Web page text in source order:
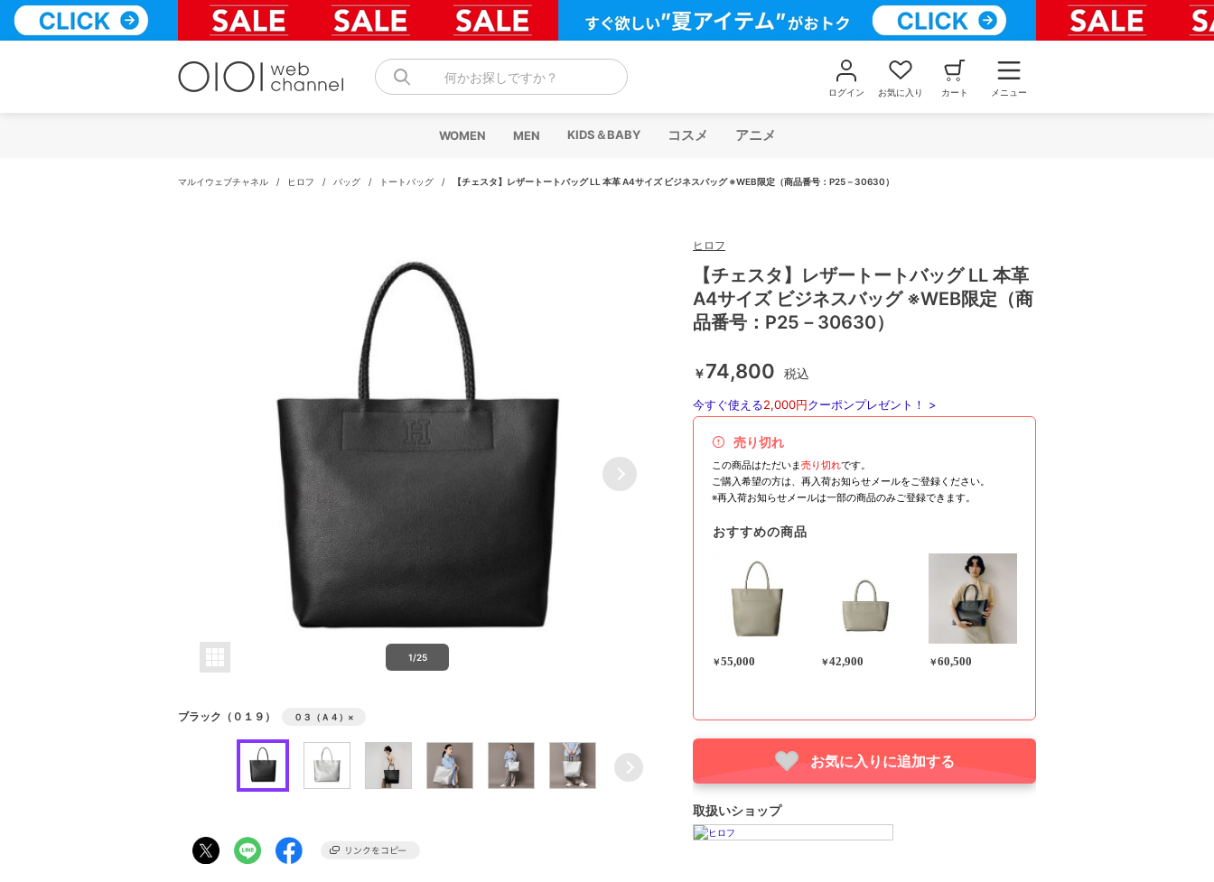
テ
何かお探しですか？
ログイン お気に入り カート メニュー
WOMEN MEN KIDS＆BABY コスメ アニメ
マルイウェブチャネル / ヒロフ / バッグ / トートバッグ / 【チェスタ】レザートートバッグ LL 本革 A4サイズ ビジネスバッグ ※WEB限定（商品番号：P25－30630）
1/25
ブラック（０１９） ０３（Ａ４） ×
ヒロフ
【チェスタ】レザートートバッグ LL 本革
A4サイズ ビジネスバッグ ※WEB限定（商
品番号：P25－30630）
￥74,800 税込
今すぐ使える2,000円クーポンプレゼント！ >
売り切れ
この商品はただいま売り切れです。
ご購入希望の方は、再入荷お知らせメールをご登録ください。
※再入荷お知らせメールは一部の商品のみご登録できます。
おすすめの商品
￥55,000 ￥42,900 ￥60,500
お気に入りに追加する
取扱いショップ